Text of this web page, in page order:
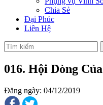
Chia Sẻ
Đại Phúc
Liên Hệ
016. Hội Dòng
Đăng ngày: 04/12/2019